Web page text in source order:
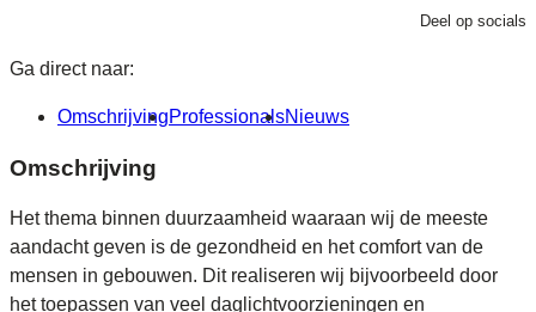
Deel op socials
Ga direct naar:
OmschrijvingProfessionalsNieuws
Omschrijving
Het thema binnen duurzaamheid waaraan wij de meeste
aandacht geven is de gezondheid en het comfort van de
mensen in gebouwen. Dit realiseren wij bijvoorbeeld door
het toepassen van veel daglichtvoorzieningen en